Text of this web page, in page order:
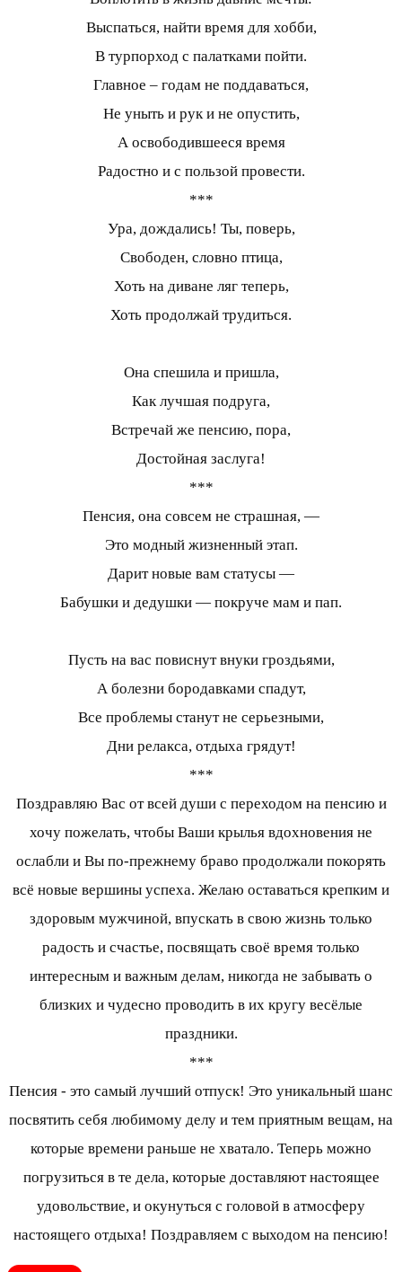
Выспаться, найти время для хобби,
В турпорход с палатками пойти.
Главное – годам не поддаваться,
Не уныть и рук и не опустить,
А освободившееся время
Радостно и с пользой провести.
***
Ура, дождались! Ты, поверь,
Свободен, словно птица,
Хоть на диване ляг теперь,
Хоть продолжай трудиться.
Она спешила и пришла,
Как лучшая подруга,
Встречай же пенсию, пора,
Достойная заслуга!
***
Пенсия, она совсем не страшная, —
Это модный жизненный этап.
Дарит новые вам статусы —
Бабушки и дедушки — покруче мам и пап.
Пусть на вас повиснут внуки гроздьями,
А болезни бородавками спадут,
Все проблемы станут не серьезными,
Дни релакса, отдыха грядут!
***
Поздравляю Вас от всей души с переходом на пенсию и
хочу пожелать, чтобы Ваши крылья вдохновения не
ослабли и Вы по-прежнему браво продолжали покорять
всё новые вершины успеха. Желаю оставаться крепким и
здоровым мужчиной, впускать в свою жизнь только
радость и счастье, посвящать своё время только
интересным и важным делам, никогда не забывать о
близких и чудесно проводить в их кругу весёлые
праздники.
***
Пенсия - это самый лучший отпуск! Это уникальный шанс
посвятить себя любимому делу и тем приятным вещам, на
которые времени раньше не хватало. Теперь можно
погрузиться в те дела, которые доставляют настоящее
удовольствие, и окунуться с головой в атмосферу
настоящего отдыха! Поздравляем с выходом на пенсию!